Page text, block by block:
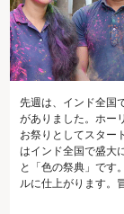
先週は、インド全国
がありました。ホー
お祭りとしてスター
はインド全国で盛大
と「色の祭典」です
ルに仕上がります。
染められていまし